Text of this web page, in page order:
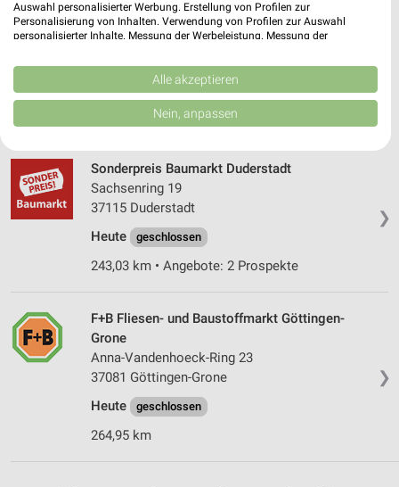
❯
toom Baumarkt Duderstadt
Wolfsgärten 6-16
geschlossen
243,23 km • Angebote: 2 Prospekte
❯
Sonderpreis Baumarkt Duderstadt
Sachsenring 19
37115 Duderstadt
Heute
geschlossen
243,03 km • Angebote: 2 Prospekte
❯
F+B Fliesen- und Baustoffmarkt Göttingen-
Grone
Anna-Vandenhoeck-Ring 23
37081 Göttingen-Grone
Heute
geschlossen
264,95 km
Auswahl personalisierter Werbung. Erstellung von Profilen zur
Personalisierung von Inhalten. Verwendung von Profilen zur Auswahl
personalisierter Inhalte. Messung der Werbeleistung. Messung der
Kombinationen von Daten aus verschiedenen Quellen. Entwicklung und
Verbesserung der Angebote. Verwendung reduzierter Daten zur Auswahl
von Inhalten.
Daten können außerhalb der Europäischen Union weitergegeben und in die
USA gesendet werden.
Website/App.
Partnerliste anzeigen (1 IAB-Anbieter)
Wir nutzen Ihre Daten für folgende Zwecke:
IAB-Verarbeitungszwecke:
Speichern von oder Zugriff auf Informationen
auf einem Endgerät
Werbeanzeigen
Erstellung von Profilen für personalisierte
Verwendung von Profilen zur Auswahl
personalisierter Werbung
Alle akzeptieren
Nein, anpassen